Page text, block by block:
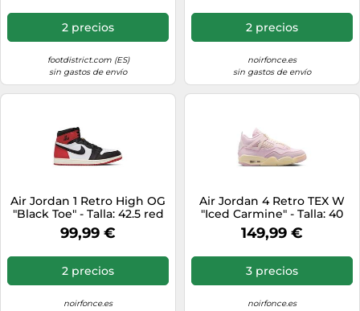
2 precios
footdistrict.com (ES)
sin gastos de envío
2 precios
noirfonce.es
sin gastos de envío
Air Jordan 1 Retro High OG
"Black Toe" - Talla: 42.5 red
99,99 €
2 precios
noirfonce.es
Air Jordan 4 Retro TEX W
"Iced Carmine" - Talla: 40
pink
149,99 €
3 precios
noirfonce.es